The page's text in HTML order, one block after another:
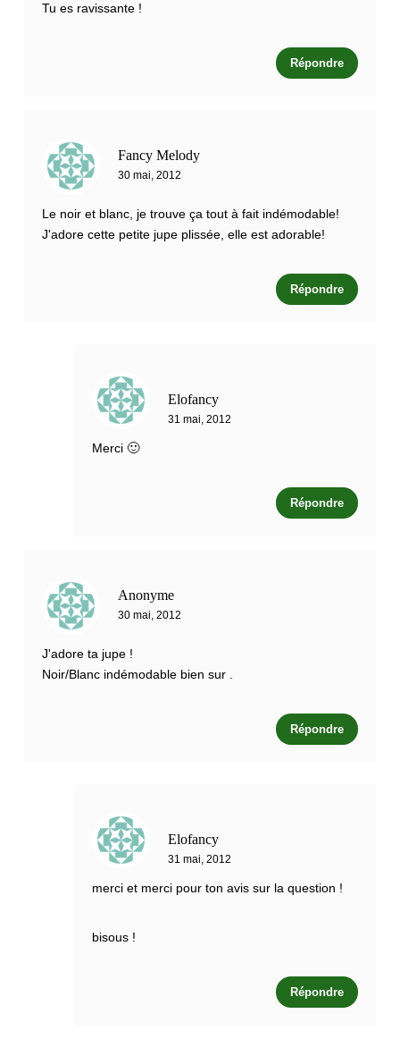
Tu es ravissante !
Répondre
Fancy Melody
30 mai, 2012
Le noir et blanc, je trouve ça tout à fait indémodable!
J'adore cette petite jupe plissée, elle est adorable!
Répondre
Elofancy
31 mai, 2012
Merci 🙂
Répondre
Anonyme
30 mai, 2012
J'adore ta jupe !
Noir/Blanc indémodable bien sur .
Répondre
Elofancy
31 mai, 2012
merci et merci pour ton avis sur la question !
bisous !
Répondre